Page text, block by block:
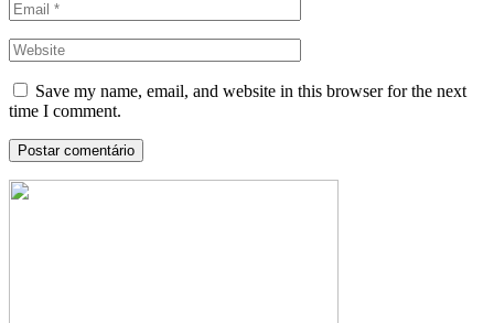
Save my name, email, and website in this browser for the next
time I comment.